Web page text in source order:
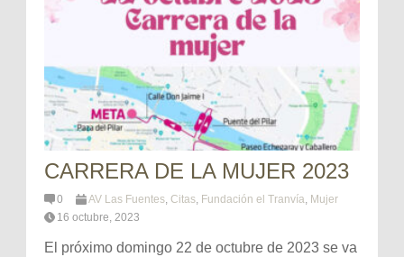
CARRERA DE LA MUJER 2023
0 AV Las Fuentes, Citas, Fundación el Tranvía, Mujer
16 octubre, 2023
El próximo domingo 22 de octubre de 2023 se va